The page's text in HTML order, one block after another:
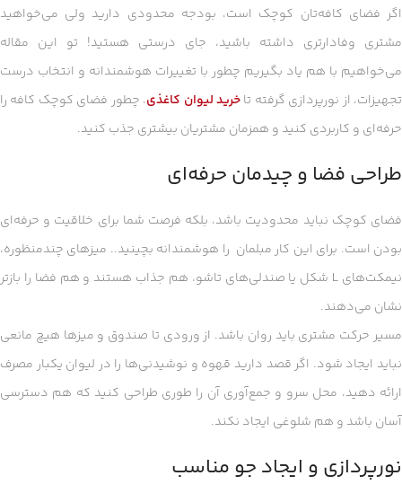
اگر فضای کافه‌‌تان کوچک است، بودجه‌ محدودی دارید ولی می‌خواهید
مشتری وفادارتری داشته باشید، جای درستی هستید! تو این مقاله
می‌خواهیم با هم یاد بگیریم چطور با تغییرات هوشمندانه و انتخاب درست
تجهیزات، از نورپردازی گرفته تاخرید لیوان کاغذی، چطور فضای کوچک کافه را
حرفه‌ای و کاربردی کنید و همزمان مشتریان بیشتری جذب کنید.
طراحی فضا و چیدمان حرفه‌ای
فضای کوچک نباید محدودیت باشد، بلکه فرصت شما برای خلاقیت و حرفه‌ای
بودن است. برای این کار مبلمان را هوشمندانه بچینید.. میزهای چندمنظوره،
نیمکت‌های L شکل یا صندلی‌های تاشو، هم جذاب هستند و هم فضا را بازتر
نشان می‌دهند.
مسیر حرکت مشتری باید روان باشد. از ورودی تا صندوق و میزها هیچ مانعی
نباید ایجاد شود. اگر قصد دارید قهوه و نوشیدنی‌ها را در لیوان یکبار مصرف
ارائه دهید، محل سرو و جمع‌آوری آن را طوری طراحی کنید که هم دسترسی
آسان باشد و هم شلوغی ایجاد نکند.
نورپردازی و ایجاد جو مناسب